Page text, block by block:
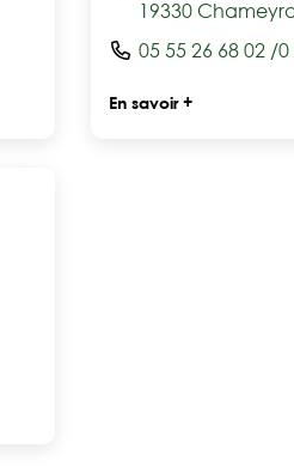
19330
05 55 26 68 02 /
En savoir +